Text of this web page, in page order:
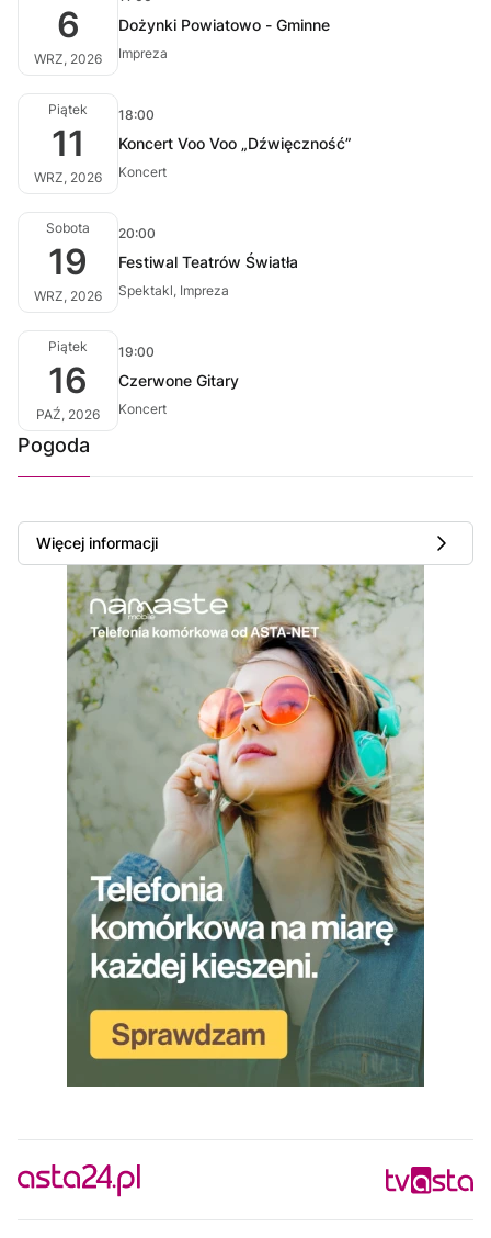
6
WRZ, 2026
Dożynki Powiatowo - Gminne
Impreza
Piątek
11
WRZ, 2026
18:00
Koncert Voo Voo „Dźwięczność”
Koncert
Sobota
19
WRZ, 2026
20:00
Festiwal Teatrów Światła
Spektakl, Impreza
Piątek
16
PAŹ, 2026
19:00
Czerwone Gitary
Koncert
Pogoda
Więcej informacji